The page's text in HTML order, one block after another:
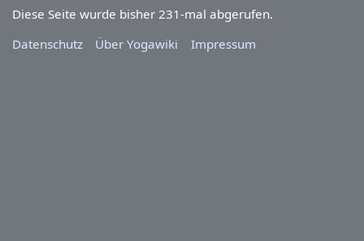
Diese Seite wurde bisher 231-mal abgerufen.
Datenschutz
Über Yogawiki Impressum